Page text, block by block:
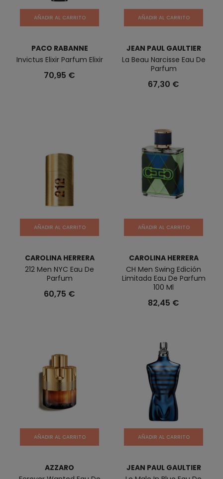
AÑADIR AL CARRITO
PACO RABANNE
Invictus Elixir Parfum Elixir
70,95 €
AÑADIR AL CARRITO
JEAN PAUL GAULTIER
La Beau Narcisse Eau De
Parfum
67,30 €
AÑADIR AL CARRITO
CAROLINA HERRERA
212 Men NYC Eau De
Parfum
60,75 €
AÑADIR AL CARRITO
CAROLINA HERRERA
CH Men Swing Edición
Limitada Eau De Parfum
100 Ml
82,45 €
AÑADIR AL CARRITO
AZZARO
AÑADIR AL CARRITO
JEAN PAUL GAULTIER